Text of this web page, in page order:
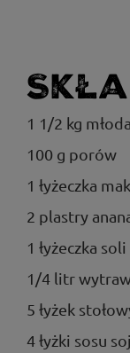
1 1/2 kg
100 g porów
1 łyżeczka
2 plastry
1 łyżeczka soli
1/4 litr
5 łyżek
4 łyżki sosu